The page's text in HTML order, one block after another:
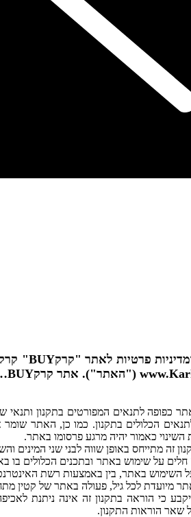
כפופה לתנאים המפורטים בתקנון ותנאי
הכלולים בתקנון. כמו כן, האתר
כאמור יהיה מרגע פרסומו באתר.
זה מתייחס באופן שווה לבני שני המינים
חלים על שימוש באתר ובתכנים הכלולים בו
השימוש באתר, בין באמצעות רשת
לכל גיל, פעולה באתר של קטין מתחת לגיל 18 מחייבת אישור הורה
כי הוראה בתקנון זה אינה ניתנת
שאר הוראות התקנון.